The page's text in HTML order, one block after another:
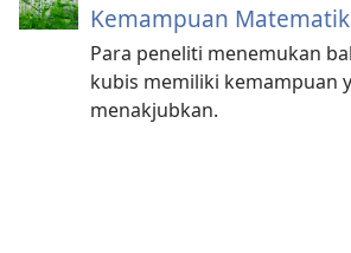
Kemampuan
Para peneliti menemukan
kubis memiliki kemampuan
menakjubkan.